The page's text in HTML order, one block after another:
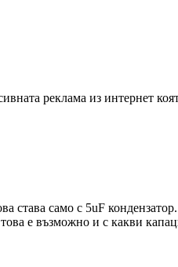
реклама из интернет
става само с 5uF
е възможно и с какви